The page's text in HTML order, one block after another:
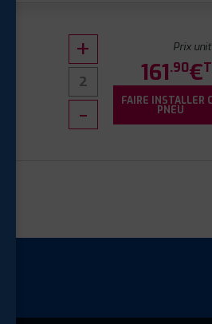
Prix
161.90€
FAIRE INSTALLER
PNEU